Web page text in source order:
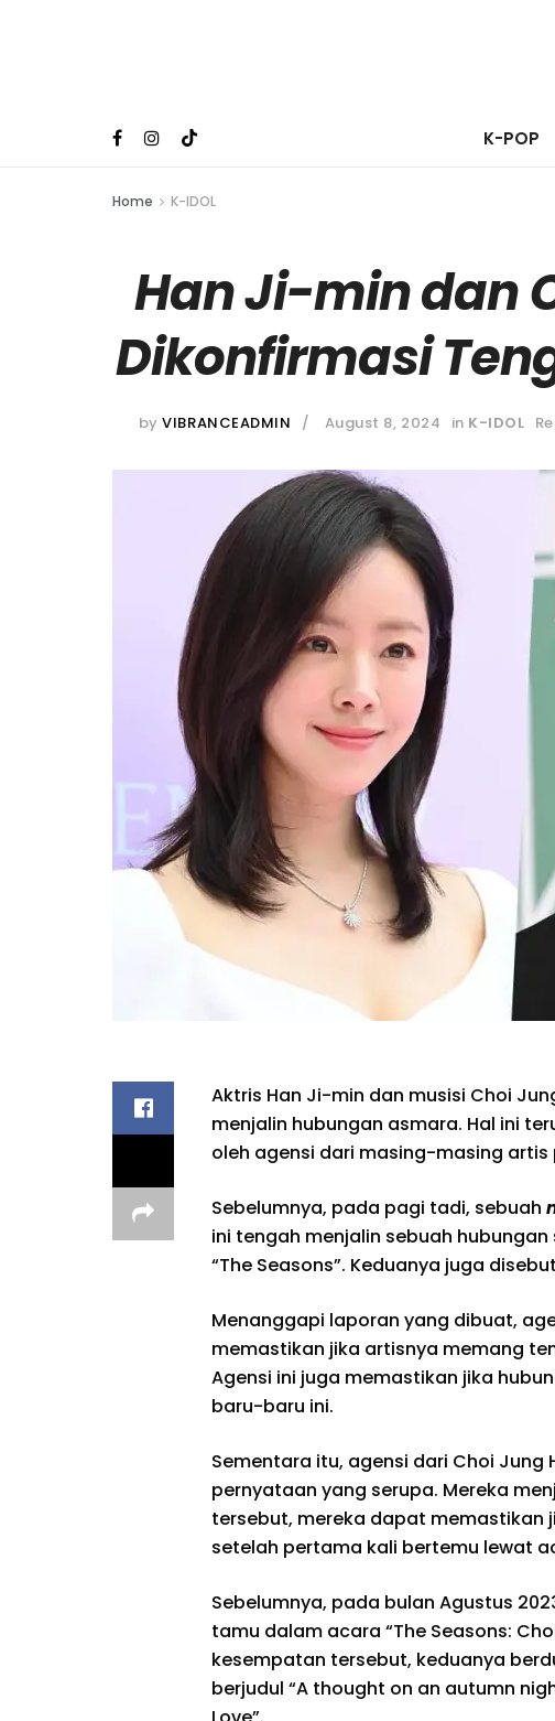
K-POP
Home K-IDOL
Han Ji-min dan
Dikonfirmasi
by VIBRANCEADMIN August 8, 2024 in K-IDOL
Aktris Han Ji-min dan musisi Choi
menjalin hubungan asmara. Hal ini
oleh agensi dari masing-masing artis
Sebelumnya, pada pagi tadi, sebuah
ini tengah menjalin sebuah
“The Seasons”. Keduanya juga
Menanggapi laporan yang dibuat,
memastikan jika artisnya memang
Agensi ini juga memastikan jika
baru-baru ini.
Sementara itu, agensi dari Choi Jung
pernyataan yang serupa. Mereka
tersebut, mereka dapat memastikan
setelah pertama kali bertemu lewat
Sebelumnya, pada bulan Agustus
tamu dalam acara “The Seasons:
kesempatan tersebut, keduanya
berjudul “A thought on an autumn